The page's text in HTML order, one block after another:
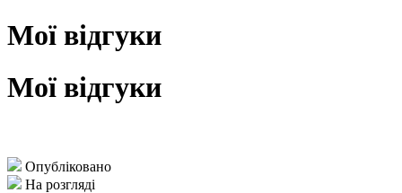
Мої відгуки
Мої відгуки
Опубліковано
На розгляді